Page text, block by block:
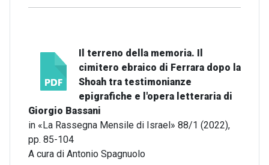
Il terreno della memoria. Il
cimitero ebraico di Ferrara dopo la
Shoah tra testimonianze
epigrafiche e l'opera letteraria di
Giorgio Bassani
in «La Rassegna Mensile di Israel» 88/1 (2022),
pp. 85-104
A cura di Antonio Spagnuolo